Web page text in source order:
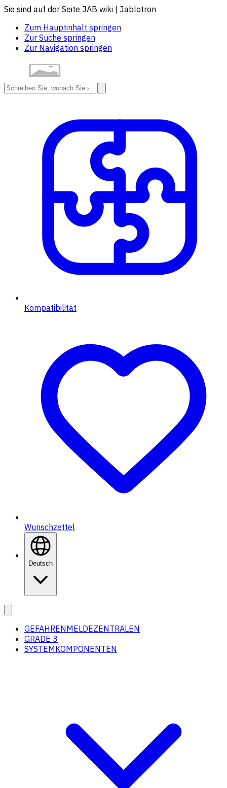
Sie sind auf der Seite JAB wiki | Jablotron
Zum Hauptinhalt springen
Zur Suche springen
Zur Navigation springen
Kompatibilität
Wunschzettel
Deutsch
GEFAHRENMELDEZENTRALEN
GRADE 3
SYSTEMKOMPONENTEN